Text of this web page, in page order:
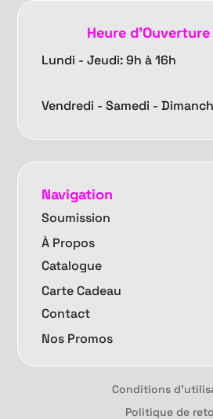
Heure d'Ouverture
Lundi - Jeudi: 9h à 16h
Vendredi -Samedi -
Navigation
Soumission
À Propos
Catalogue
Carte Cadeau
Contact
Nos Promos
Conditions
Politique de